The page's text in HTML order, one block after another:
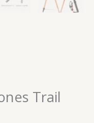
Trail